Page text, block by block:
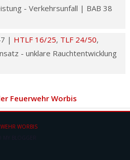
- Verkehrsunfall | BAB 38
| HTLF 16/25, TLF 24/50,
- unklare Rauchtentwicklung
Feuerwehr Worbis
WORBIS